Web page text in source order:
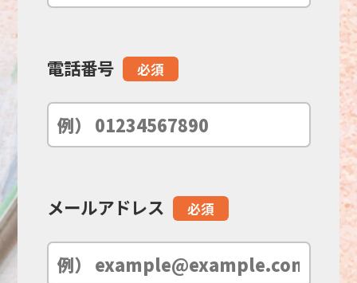
フ
ル
空
電話番号 必須
メールアドレス 必須